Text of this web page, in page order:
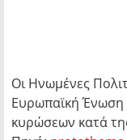
Οι Ηνωμένες
Ευρωπαϊκή Ένωση
κυρώσεων κατά